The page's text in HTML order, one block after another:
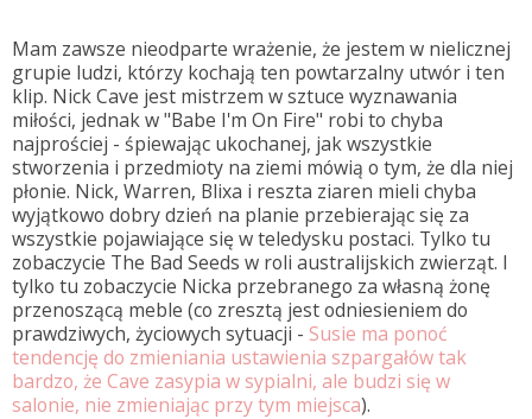
Mam zawsze nieodparte wrażenie, że jestem w nielicznej
grupie ludzi, którzy kochają ten powtarzalny utwór i ten
klip. Nick Cave jest mistrzem w sztuce wyznawania
miłości, jednak w "Babe I'm On Fire" robi to chyba
najprościej - śpiewając ukochanej, jak wszystkie
stworzenia i przedmioty na ziemi mówią o tym, że dla niej
płonie. Nick, Warren, Blixa i reszta ziaren mieli chyba
wyjątkowo dobry dzień na planie przebierając się za
wszystkie pojawiające się w teledysku postaci. Tylko tu
zobaczycie The Bad Seeds w roli australijskich zwierząt. I
tylko tu zobaczycie Nicka przebranego za własną żonę
przenoszącą meble (co zresztą jest odniesieniem do
prawdziwych, życiowych sytuacji - Susie ma ponoć
tendencję do zmieniania ustawienia szpargałów tak
bardzo, że Cave zasypia w sypialni, ale budzi się w
salonie, nie zmieniając przy tym miejsca).